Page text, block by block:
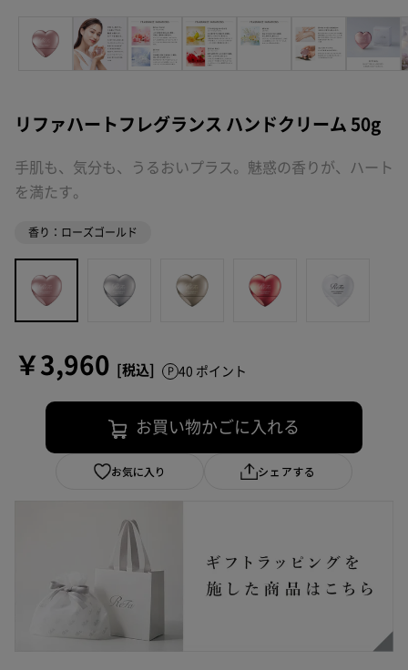
リファハートフレグランス ハンドクリーム 50g
手肌も、気分も、うるおいプラス。魅惑の香りが、ハート
を満たす。
香り：ローズゴールド
￥3,960 40 ポイント
お買い物かごに入れる
お気に入り シェアする